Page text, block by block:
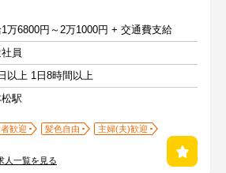
1万6800円～2万1000円 + 交通費支給
員
以上 1日8時間以上
駅
歓迎 髪色自由
主婦(夫)歓迎
人一覧を見る